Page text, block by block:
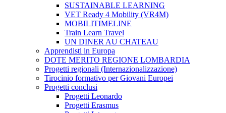
SUSTAINABLE LEARNING
VET Ready 4 Mobility (VR4M)
MOBILITIMELINE
Train Learn Travel
UN DINER AU CHATEAU
Apprendisti in Europa
DOTE MERITO REGIONE LOMBARDIA
Progetti regionali (Internazionalizzazione)
Tirocinio formativo per Giovani Europei
Progetti conclusi
Progetti Leonardo
Progetti Erasmus